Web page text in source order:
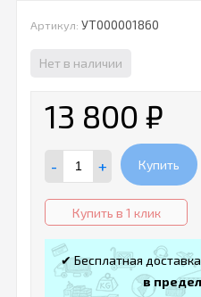
Артикул: УТ000001860
Нет в наличии
13 800 ₽
- + Купить
Купить в 1 клик
✔ Бесплатная
в